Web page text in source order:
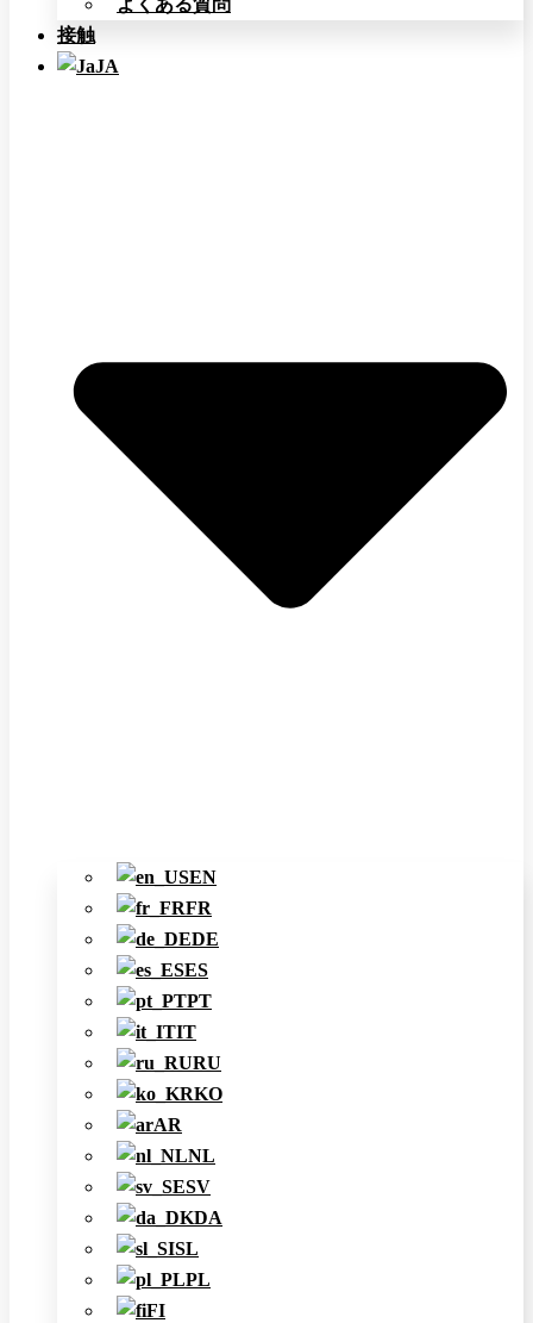
よくある質問
接触
JA
EN
FR
DE
ES
PT
IT
RU
KO
AR
NL
SV
DA
SL
PL
FI